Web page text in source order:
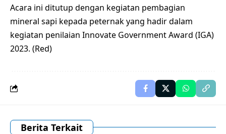
Acara ini ditutup dengan kegiatan pembagian
mineral sapi kepada peternak yang hadir dalam
kegiatan penilaian Innovate Government Award (IGA)
2023. (Red)
Berita Terkait